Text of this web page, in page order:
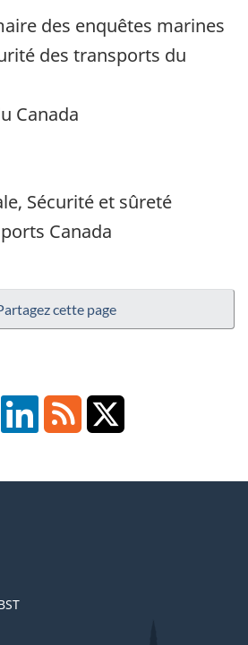
des enquêtes marines
des transports du
Canada
Sécurité et sûreté
Canada
cette page
FacebookLinkedInRSS